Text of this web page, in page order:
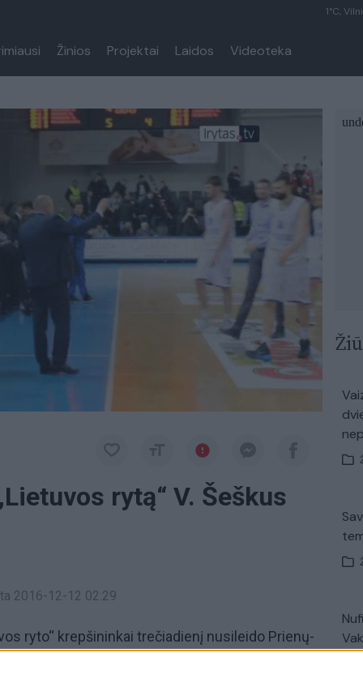
1°C,
Žinios Projektai Laidos Videoteka
rytą“ V. Šeškus
2016-12-12 02:29
ryto“ krepšininkai trečiadienį nusileido Prienų-
Kauno „Žalgiriui“ pirmąją vietą